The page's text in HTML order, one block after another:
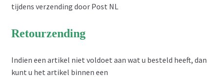
tijdens verzending door Post NL
Retourzending
Indien een artikel niet voldoet aan wat u besteld heeft, dan
kunt u het artikel binnen een